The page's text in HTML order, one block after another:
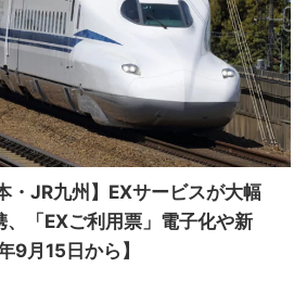
・JR九州】EXサービスが大幅
「EXご利用票」電子化や新
9月15日から】